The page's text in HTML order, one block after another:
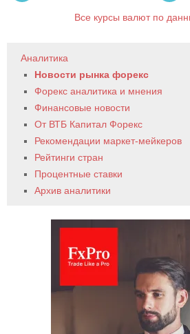
Все курсы валют по
Аналитика
Новости рынка форекс
Форекс аналитика и мнения
Финансовые новости
От ВТБ Капитал Форекс
Рекомендации маркет-мейкеров
Рейтинги стран
Процентные ставки
Архив аналитики